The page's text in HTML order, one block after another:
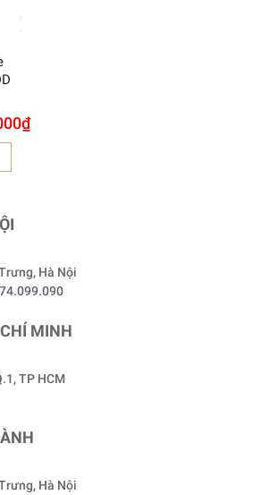
₫
Hà Nội
MINH
TP HCM
Hà Nội